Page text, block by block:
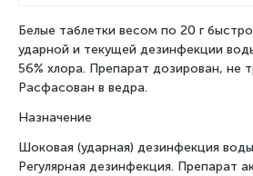
Белые таблетки весом по 20 г
ударной и текущей дезинфекции
56% хлора. Препарат дозирован, не
Расфасован в ведра.
Назначение
Шоковая (ударная) дезинфекция
Регулярная дезинфекция. Препарат